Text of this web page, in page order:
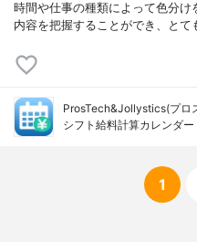
時間や仕事の種類によって色分
内容を把握することができ、とて
ProsTech&Jollystics(プロ
シフト給料計算カレンダー
1